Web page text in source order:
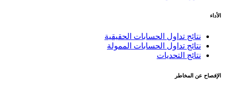
الأداء
نتائج تداول الحسابات الحقيقية
نتائج تداول الحسابات الممولة
نتائج التحديات
الإفصاح عن المخاطر